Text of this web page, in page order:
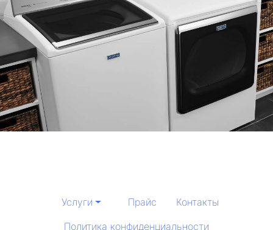
Услуги Прайс
Контакты
Политика конфиденциальности